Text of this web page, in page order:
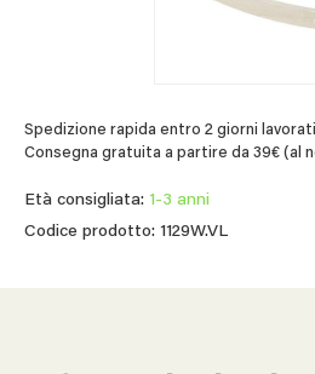
Spedizione rapida entro 2 giorni
Consegna gratuita a partire da 39€ (al
Età consigliata: 1-3 anni
Codice prodotto: 1129W.VL